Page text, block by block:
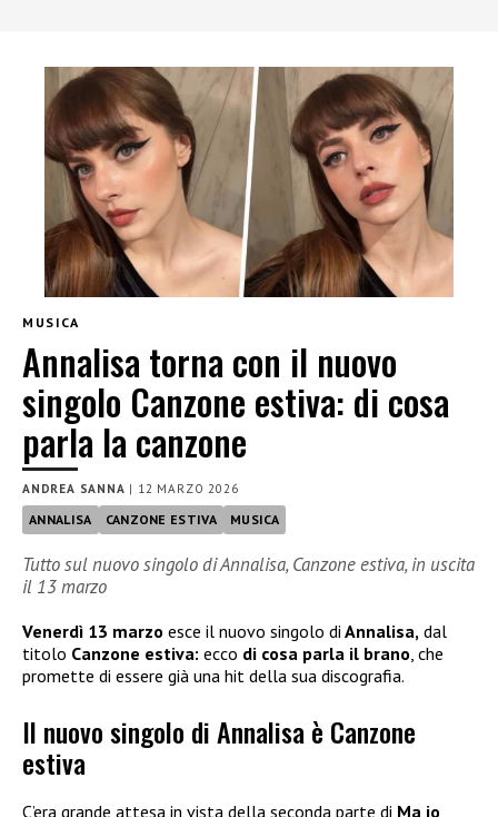
MUSICA
Annalisa torna con il nuovo
singolo Canzone estiva: di cosa
parla la canzone
ANDREA SANNA | 12 MARZO 2026
ANNALISA CANZONE ESTIVA MUSICA
Tutto sul nuovo singolo di Annalisa, Canzone estiva, in uscita
il 13 marzo
Venerdì 13 marzo esce il nuovo singolo di Annalisa, dal
titolo Canzone estiva: ecco di cosa parla il brano , che
promette di essere già una hit della sua discografia.
Il nuovo singolo di Annalisa è Canzone
estiva
C’era grande attesa in vista della seconda parte di Ma io